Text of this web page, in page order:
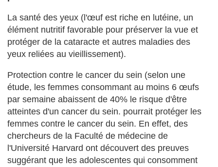
La santé des yeux (l'œuf est riche en lutéine, un
élément nutritif favorable pour préserver la vue et
protéger de la cataracte et autres maladies des
yeux reliées au vieillissement).
Protection contre le cancer du sein (selon une
étude, les femmes consommant au moins 6 œufs
par semaine abaissent de 40% le risque d'être
atteintes d'un cancer du sein. pourrait protéger les
femmes contre le cancer du sein. En effet, des
chercheurs de la Faculté de médecine de
l'Université Harvard ont découvert des preuves
suggérant que les adolescentes qui consomment